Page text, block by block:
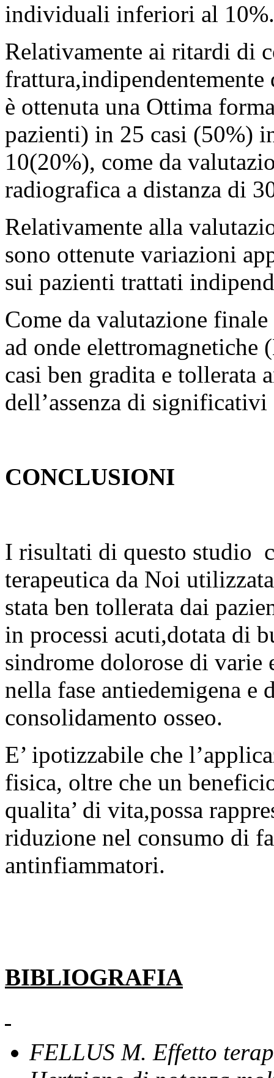
individuali inferiori al 10%.
Relativamente ai ritardi di
è ottenuta una Ottima
pazienti) in 25 casi (50%)
10(20%), come da
radiografica a distanza di
Relativamente alla
sono ottenute variazioni
sui pazienti trattati
Come da valutazione
ad onde elettromagnetiche
casi ben gradita e tollerata
dell’assenza di
CONCLUSIONI
I risultati di questo studio
terapeutica da Noi
stata ben tollerata dai
in processi acuti,dotata di
sindrome dolorose di
nella fase antiedemigena
consolidamento osseo.
E’ ipotizzabile che
fisica, oltre che un
qualita’ di vita,possa
riduzione nel consumo di
antinfiammatori.
BIBLIOGRAFIA
FELLUS M. Effetto